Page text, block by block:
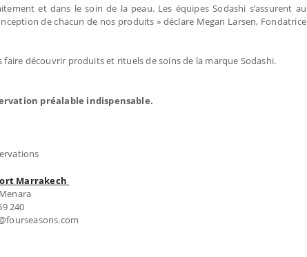
et dans le soin de la peau. Les équipes Sodashi s’assurent au
de chacun de nos produits » déclare Megan Larsen, Fondatrice
découvrir produits et rituels de soins de la marque Sodashi.
préalable indispensable.
Marrakech
240